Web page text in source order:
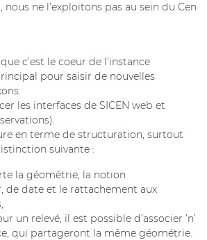
nous ne l’exploitons pas au sein du Cen
c’est le coeur de l’instance
pour saisir de nouvelles
les interfaces de SICEN web et
en terme de structuration, surtout
suivante :
la géométrie, la notion
de date et le rattachement aux
un relevé, il est possible d’associer ’n’
qui partageront la même géométrie.